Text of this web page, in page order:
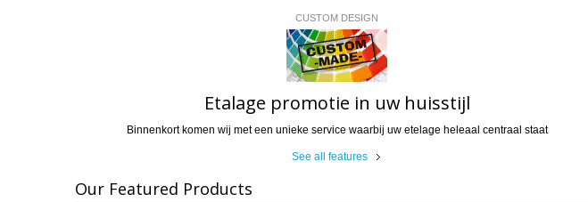
CUSTOM DESIGN
Etalage promotie in uw huisstijl
Binnenkort komen wij met een unieke service waarbij uw etelage heleaal centraal staat
See all features
Our Featured Products